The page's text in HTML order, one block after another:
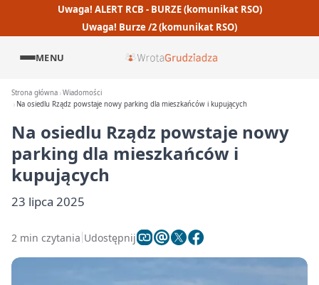
Uwaga! ALERT RCB - BURZE (komunikat RSO)
Uwaga! Burze /2 (komunikat RSO)
MENU
Strona główna Wiadomości
Na osiedlu Rządz powstaje nowy parking dla mieszkańców i kupujących
Na osiedlu Rządz powstaje nowy
parking dla mieszkańców i
kupujących
23 lipca 2025
2 min czytania Udostępnij